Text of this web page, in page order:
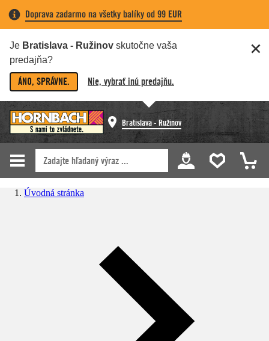
Doprava zadarmo na všetky balíky od 99 EUR
Je Bratislava - Ružinov skutočne vaša
predajňa?
ÁNO, SPRÁVNE. Nie, vybrať inú predajňu.
Bratislava - Ružinov
Úvodná stránka